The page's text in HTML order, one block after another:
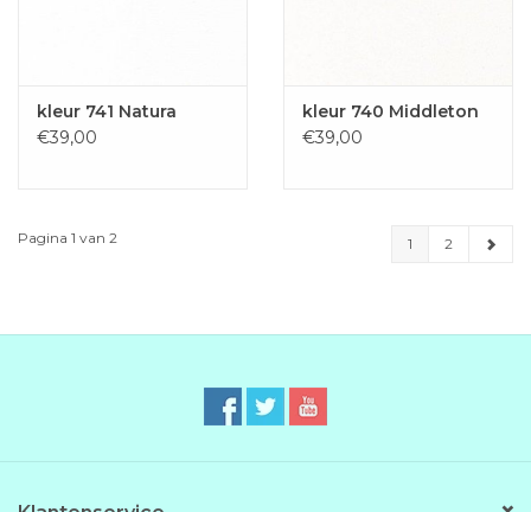
kleur 741 Natura
€39,00
kleur 740 Middleton
€39,00
Pagina 1 van 2 1 2